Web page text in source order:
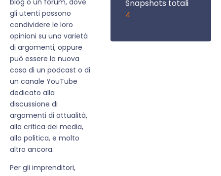
gli utenti possono
condividere le loro
opinioni su una varietà
di argomenti, oppure
può essere la nuova
casa di un podcast o di
un canale YouTube
dedicato alla
discussione di
argomenti di attualità,
alla critica dei media,
alla politica, e molto
altro ancora.
Per gli imprenditori,
Snapshots totali
4